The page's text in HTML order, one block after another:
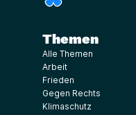
Themen
Alle Themen
Arbeit
Frieden
Gegen Rechts
Klimaschutz